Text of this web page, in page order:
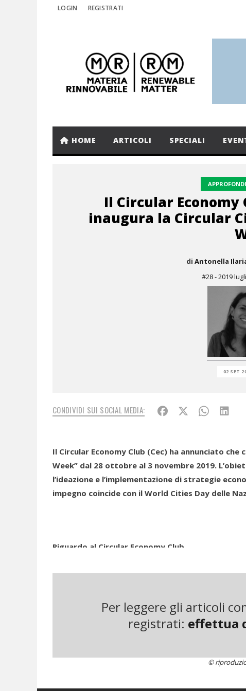
LOGIN REGISTRATI
HOME ARTICOLI SPECIALI
Il Circular Economy
inaugura la Circular
di Antonella
#28 - 2019
02 SET
CONDIVIDI SUI SOCIAL MEDIA:
Il Circular Economy Club (Cec) ha annunciato
Week” dal 28 ottobre al 3 novembre 2019.
l’ideazione e l’implementazione di strategie
impegno coincide con il World Cities Day delle
Riguardo al Circular Economy Club
Il Circular Economy Club, finalista nei Sustainable
organizzazioni dell’economia circolare in più di
Londra, è gestita da volontari, tutti possono
“Circular Cities Week” è programmato per essere
Per leggere gli articoli
registrati: effettua
©